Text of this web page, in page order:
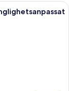
två sängar, ett